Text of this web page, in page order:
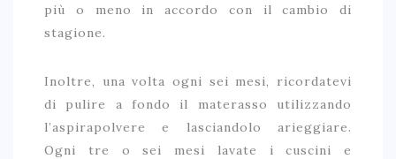
più o meno in accordo con il cambio di
stagione.
Inoltre, una volta ogni sei mesi, ricordatevi
di pulire a fondo il materasso utilizzando
l’aspirapolvere e lasciandolo arieggiare.
Ogni tre o sei mesi lavate i cuscini e